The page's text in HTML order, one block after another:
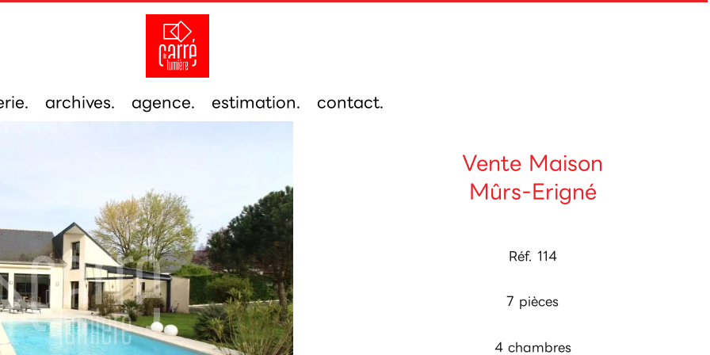
archives. agence. estimation. contact.
Vente Maison
Mûrs-Erigné
Réf. 114
7 pièces
4 chambres